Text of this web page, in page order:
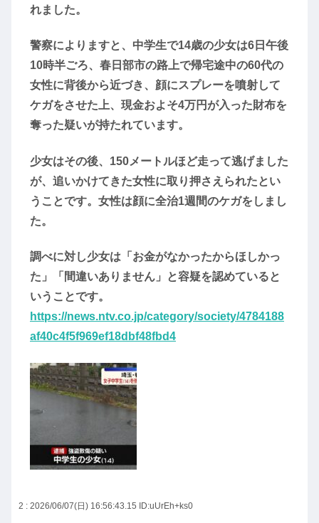
れました。
警察によりますと、中学生で14歳の少女は6日午後
10時半ごろ、春日部市の路上で帰宅途中の60代の
女性に背後から近づき、顔にスプレーを噴射して
ケガをさせた上、現金およそ4万円が入った財布を
奪った疑いが持たれています。
少女はその後、150メートルほど走って逃げました
が、追いかけてきた女性に取り押さえられたとい
うことです。女性は顔に全治1週間のケガをしまし
た。
調べに対し少女は「お金がなかったからほしかっ
た」「間違いありません」と容疑を認めていると
いうことです。
https://news.ntv.co.jp/category/society/4784188
af40c4f5f969ef18dbf48fbd4
2 : 2026/06/07(日) 16:56:43.15 ID:uUrEh+ks0